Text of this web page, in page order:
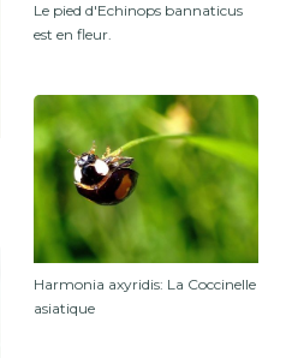
Le pied d'Echinops bannaticus
est en fleur.
Harmonia axyridis: La Coccinelle
asiatique